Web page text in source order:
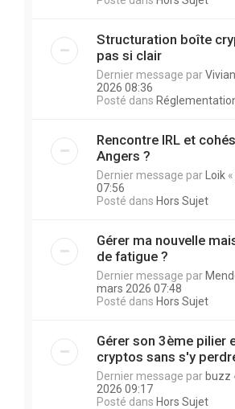
Structuration boîte
pas si clair
Dernier message par
2026 08:36
Posté dans
Rencontre IRL et
Angers ?
Dernier message parLoik «
07:56
Posté dans Hors Sujet
Gérer ma nouvelle
de fatigue ?
Dernier message par
mars 2026 07:48
Posté dans Hors Sujet
Gérer son 3ème pilier
cryptos sans s'y
Dernier message parbuzz
2026 09:17
Posté dans Hors Sujet